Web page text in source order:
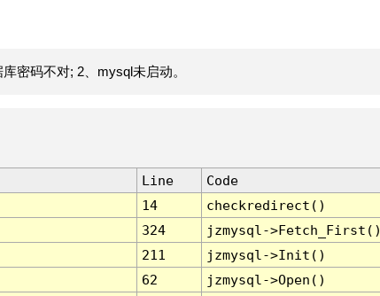
密码不对; 2、mysql未启动。
Line
Code
14
checkredirect()
324
jzmysql-
211
jzmysql->Init()
62
jzmysql->Open()